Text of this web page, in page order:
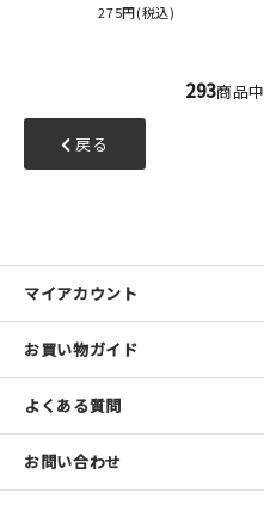
275円(税込)
293商品中
戻る
マイアカウント
お買い物ガイド
よくある質問
お問い合わせ